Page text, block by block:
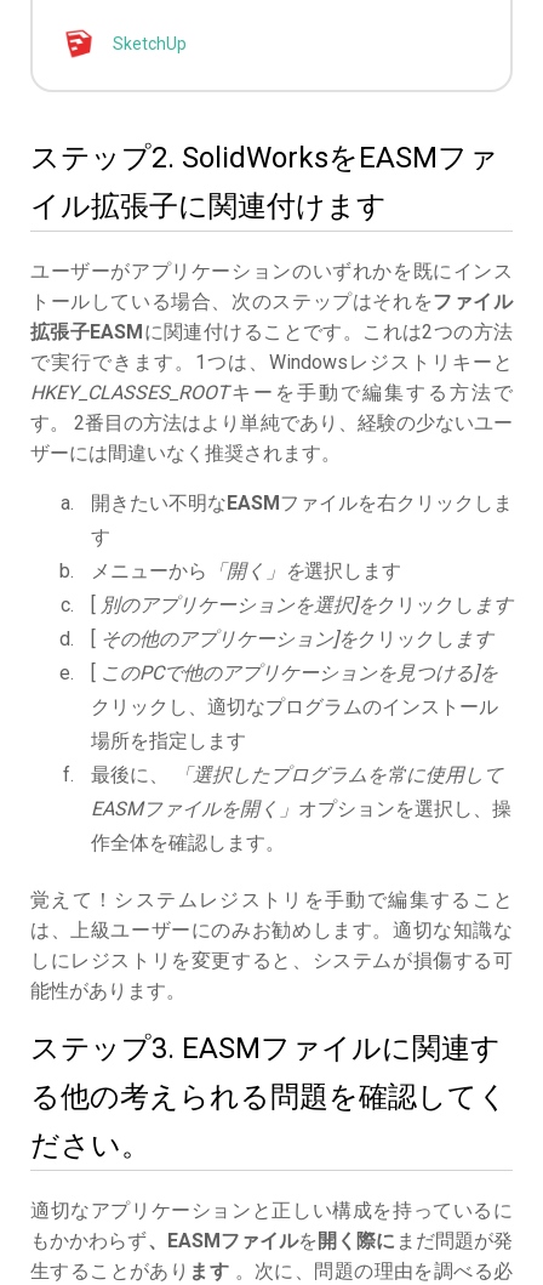
SketchUp
ステップ2. SolidWorksをEASMファ
イル拡張子に関連付けます
ユーザーがアプリケーションのいずれかを既にインス
トールしている場合、次のステップはそれをファイル
拡張子EASM に関連付けることです。これは2つの方法
で実行できます。1つは、Windowsレジストリキーと
HKEY_CLASSES_ROOTキーを手動で編集する方法で
す。 2番目の方法はより単純であり、経験の少ないユー
ザーには間違いなく推奨されます。
開きたい不明な EASM ファイルを右クリックしま
す
メニューから
「開く」を選択します
別のアプリケーションを選択]をクリックし ます
その他のアプリケーション]をクリックし ます
このPCで他のアプリケーションを見つける]を
クリックし、適切なプログラムのインストール
場所を指定します
最後に、
「選択したプログラムを常に使用して
EASMファイルを開く」 オプションを選択し、操
作全体を確認します。
覚えて！システムレジストリを手動で編集すること
は、上級ユーザーにのみお勧めします。適切な知識な
しにレジストリを変更すると、システムが損傷する可
能性があります。
ステップ3. EASMファイルに関連す
る他の考えられる問題を確認してく
ださい。
適切なアプリケーションと正しい構成を持っているに
もかかわらず、EASMファイルを 開く際に まだ問題が発
生することがあり ます 。次に、問題の理由を調べる必